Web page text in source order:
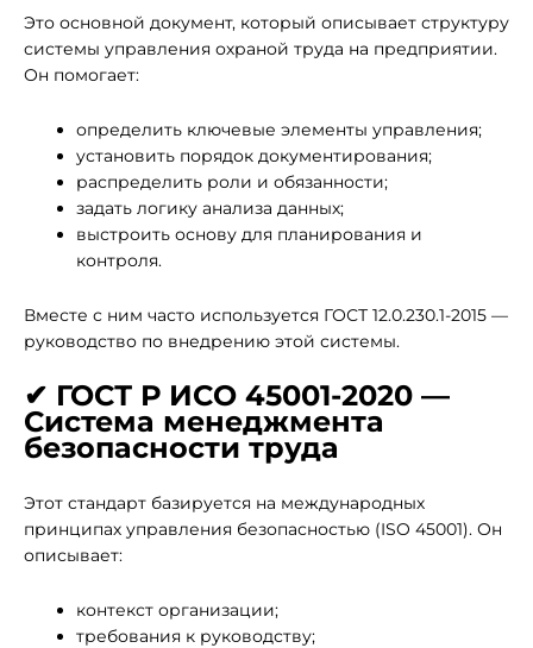
Это основной документ, который описывает структуру
системы управления охраной труда на предприятии.
Он помогает:
определить ключевые элементы управления;
установить порядок документирования;
распределить роли и обязанности;
задать логику анализа данных;
выстроить основу для планирования и
контроля.
Вместе с ним часто используется ГОСТ 12.0.230.1-2015 —
руководство по внедрению этой системы.
✔ ГОСТ Р ИСО 45001-2020 —
Система менеджмента
безопасности труда
Этот стандарт базируется на международных
принципах управления безопасностью (ISO 45001). Он
описывает:
контекст организации;
требования к руководству;